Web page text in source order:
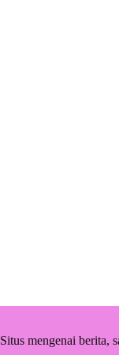
Situs mengenai berita,